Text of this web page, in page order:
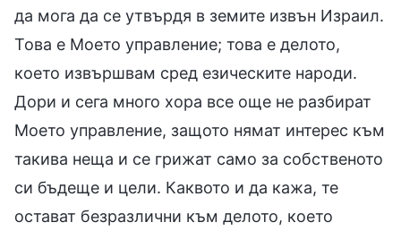
да мога да се утвърдя в земите извън Израил.
Това е Моето управление; това е делото,
което извършвам сред езическите народи.
Дори и сега много хора все още не разбират
Моето управление, защото нямат интерес към
такива неща и се грижат само за собственото
си бъдеще и цели. Каквото и да кажа, те
остават безразлични към делото, което